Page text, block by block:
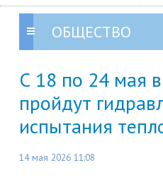
ОБЩЕСТВО
С 18 по 24 мая
пройдут
испытания
14 мая 2026 11:08